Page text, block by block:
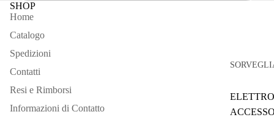
SHOP
Home
Catalogo
Spedizioni
Contatti
Resi e Rimborsi
Informazioni di Contatto